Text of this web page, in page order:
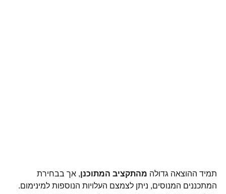
תמיד ההוצאה גדולה מהתקציב המתוכנן, אך בבחירת
המתכננים המנוסים, ניתן לצמצם העלויות הנוספות למינימום.